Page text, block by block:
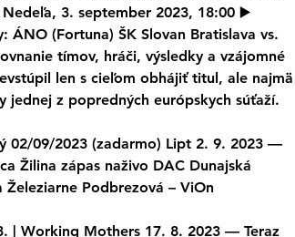
3. september 2023, 18:00 ▶️
ÁNO (Fortuna) ŠK Slovan Bratislava vs.
tímov, hráči, výsledky a vzájomné
len s cieľom obhájiť titul, ale najmä
jednej z popredných európskych súťaží.
02/09/2023 (zadarmo) Lipt 2. 9. 2023 —
Žilina zápas naživo DAC Dunajská
Železiarne Podbrezová – ViOn
| Working Mothers 17. 8. 2023 — Teraz